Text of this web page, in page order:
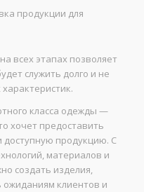
продукции для
всех этапах позволяет
служить долго и не
класса одежды —
хочет предоставить
доступную продукцию. С
материалов и
создать изделия,
ожиданиям клиентов и